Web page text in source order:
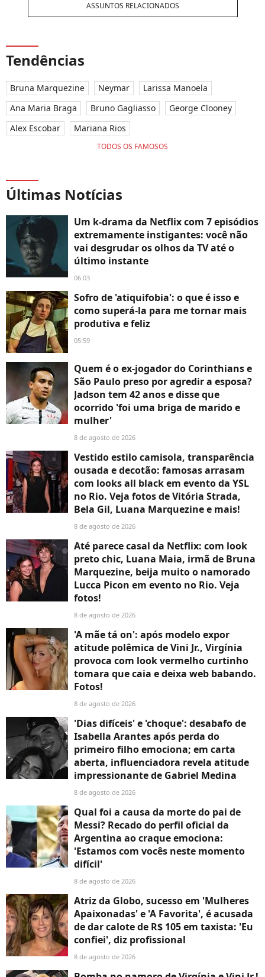
ASSUNTOS RELACIONADOS
Tendências
Bruna Marquezine Neymar
Larissa Manoela
Ana Maria Braga
Bruno Gagliasso
George Clooney
Alex Escobar
Mariana Rios
TODOS OS FAMOSOS
Últimas Notícias
Um k-drama da Netflix com 7 episódios
extremamente instigantes: você não
vai desgrudar os olhos da TV até o
último instante
06:03
Sofro de 'atiquifobia': o que é isso e
como superá-la para me tornar mais
produtiva e feliz
05:59
Quem é o ex-jogador do Corinthians e
São Paulo preso por agredir a esposa?
Jadson tem 42 anos e disse que
ocorrido 'foi uma briga de marido e
mulher'
8 de agosto de 2026
Vestido estilo camisola, transparência
ousada e decotão: famosas arrasam
com looks all black em evento da YSL
no Rio. Veja fotos de Vitória Strada,
Bela Gil, Luana Marquezine e mais!
8 de agosto de 2026
Até parece casal da Netflix: com look
preto chic, Luana Maia, irmã de Bruna
Marquezine, beija muito o namorado
Lucca Picon em evento no Rio. Veja
fotos!
8 de agosto de 2026
'A mãe tá on': após modelo expor
atitude polêmica de Vini Jr., Virgínia
provoca com look vermelho curtinho
tomara que caia e deixa web babando.
Fotos!
8 de agosto de 2026
'Dias difíceis' e 'choque': desabafo de
Isabella Arantes após perda do
primeiro filho emociona; em carta
aberta, influenciadora revela atitude
impressionante de Gabriel Medina
8 de agosto de 2026
Qual foi a causa da morte do pai de
Messi? Recado do perfil oficial da
Argentina ao craque emociona:
'Estamos com vocês neste momento
difícil'
8 de agosto de 2026
Atriz da Globo, sucesso em 'Mulheres
Apaixonadas' e 'A Favorita', é acusada
de dar calote de R$ 105 em taxista: 'Eu
confiei', diz profissional
8 de agosto de 2026